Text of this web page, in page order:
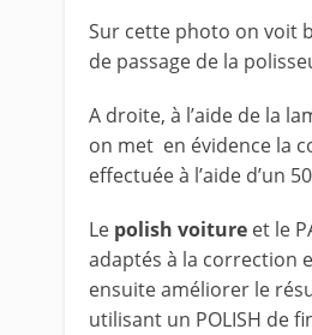
Sur cette photo on voit
de passage de la
A droite, à l’aide de la
on met en évidence la
effectuée à l’aide d’un
Le polish voiture et le
adaptés à la correction
ensuite améliorer le
utilisant un POLISH de